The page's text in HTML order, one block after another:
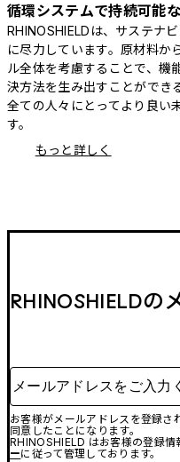
循環システムで持続可能
RHINOSHIELDは、サステナ
に尽力しています。原材料か
ル全体を考慮することで、機
決方法を生み出すことができ
全ての人々にとってより良い
す。
もっと詳しく
RHINOSHIELDの
メールアドレスをご入力
お客様がメールアドレスを登録さ
同意したことになります。
RHINOSHIELD はお客様の登録
ーに従って管理しております。